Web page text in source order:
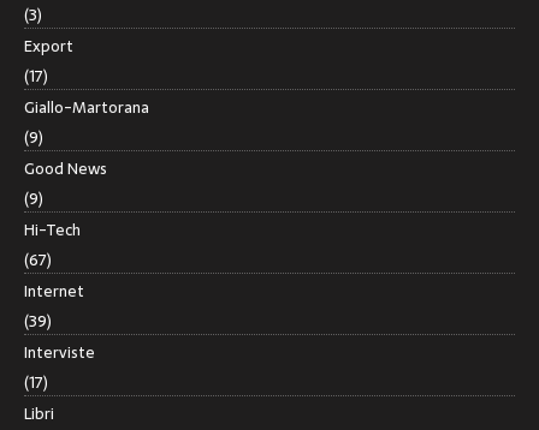
(3)
Export
(17)
Giallo-Martorana
(9)
Good News
(9)
Hi-Tech
(67)
Internet
(39)
Interviste
(17)
Libri